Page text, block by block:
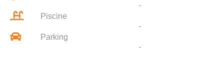
Piscine
Parking
-
-
-